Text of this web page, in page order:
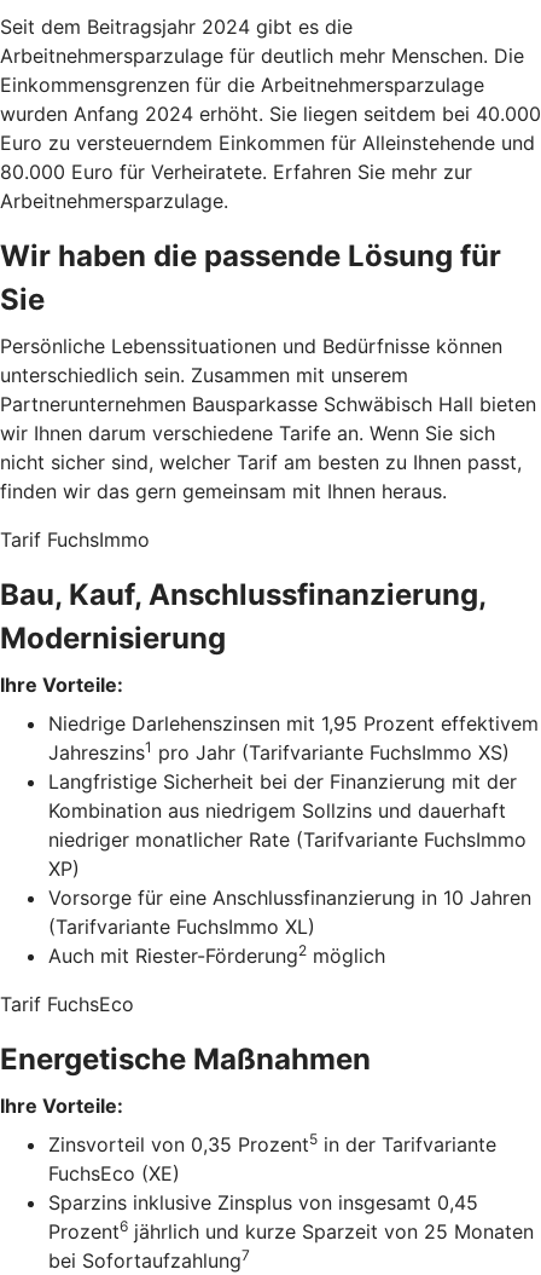
Seit dem Beitragsjahr 2024 gibt es die
Arbeitnehmersparzulage für deutlich mehr Menschen. Die
Einkommensgrenzen für die Arbeitnehmersparzulage
wurden Anfang 2024 erhöht. Sie liegen seitdem bei 40.000
Euro zu versteuerndem Einkommen für Alleinstehende und
80.000 Euro für Verheiratete. Erfahren Sie mehr zur
Arbeitnehmersparzulage.
Wir haben die passende Lösung für
Sie
Persönliche Lebenssituationen und Bedürfnisse können
unterschiedlich sein. Zusammen mit unserem
Partnerunternehmen Bausparkasse Schwäbisch Hall bieten
wir Ihnen darum verschiedene Tarife an. Wenn Sie sich
nicht sicher sind, welcher Tarif am besten zu Ihnen passt,
finden wir das gern gemeinsam mit Ihnen heraus.
Tarif FuchsImmo
Bau, Kauf, Anschlussfinanzierung,
Modernisierung
Ihre Vorteile:
Niedrige Darlehenszinsen mit 1,95 Prozent effektivem
Jahreszins1 pro Jahr (Tarifvariante FuchsImmo XS)
Langfristige Sicherheit bei der Finanzierung mit der
Kombination aus niedrigem Sollzins und dauerhaft
niedriger monatlicher Rate (Tarifvariante FuchsImmo
XP)
Vorsorge für eine Anschlussfinanzierung in 10 Jahren
(Tarifvariante FuchsImmo XL)
Auch mit Riester-Förderung2 möglich
Tarif FuchsEco
Energetische Maßnahmen
Ihre Vorteile:
Zinsvorteil von 0,35 Prozent5 in der Tarifvariante
FuchsEco (XE)
Sparzins inklusive Zinsplus von insgesamt 0,45
Prozent6 jährlich und kurze Sparzeit von 25 Monaten
bei Sofortaufzahlung7